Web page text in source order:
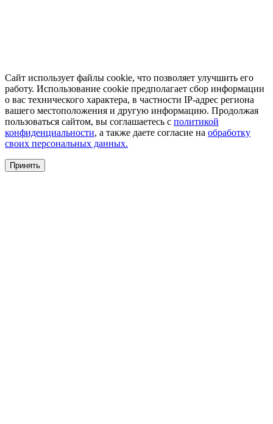
Сайт использует файлы cookie, что позволяет улучшить его
работу. Использование cookie предполагает сбор информации
о вас технического характера, в частности IP-адрес региона
вашего местоположения и другую информацию. Продолжая
пользоваться сайтом, вы соглашаетесь с политикой
конфиденциальности, а также даете согласие на обработку
своих персональных данных.
Принять